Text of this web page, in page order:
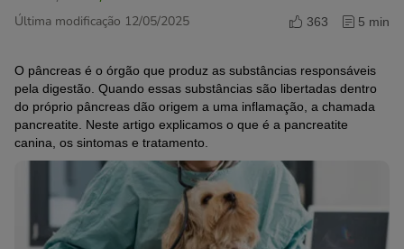
Última modificação 12/05/2025 363 5 min
O pâncreas é o órgão que produz as substâncias responsáveis
pela digestão. Quando essas substâncias são libertadas dentro
do próprio pâncreas dão origem a uma inflamação, a chamada
pancreatite. Neste artigo explicamos o que é a pancreatite
canina, os sintomas e tratamento.